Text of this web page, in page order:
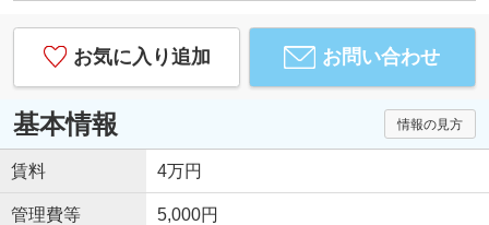
お気に入り追加 お問い合わせ
基本情報 情報の見方
賃料 4万円
管理費等 5,000円